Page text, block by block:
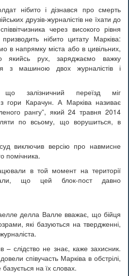
нібито і дізнався про смерть
друзів-журналістів не їхати до
через високого рівня
нібито цитату Марківа:
в напрямку міста або в цивільних,
якийсь рух, заряджаємо важку
з машиною двох журналістів і
що залізничний переїзд міг
з гори Карачун. А Марківа називає
рангу”, який 24 травня 2014
по всьому, що ворушиться, в
виключив версію про навмисне
помічника.
в той момент на території
що цей блок-пост давно
делла Валле вважає, що бійця
які базуються на твердженні,
слідство не знає, каже захисник.
співучасть Марківа в обстрілі,
на їх словах.